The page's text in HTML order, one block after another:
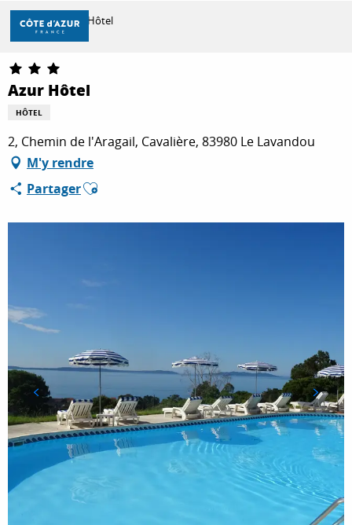
Aller
contenu
principal
DÉCOUVRIR
À FAIRE
SÉJOURNER
Accueil Azur Hôtel
Azur Hôtel
HÔTEL
2, Chemin de l'Aragail, Cavalière, 83980 Le Lavandou
M'y rendre
PartagerAjouter aux favoris